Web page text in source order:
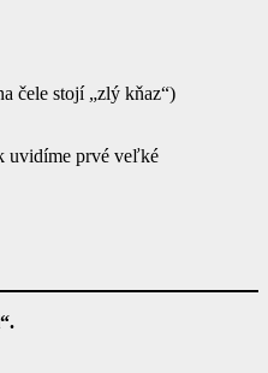
čele stojí „zlý kňaz“)
uvidíme prvé veľké